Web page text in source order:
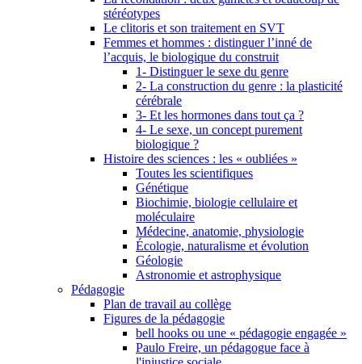
stéréotypes
Le clitoris et son traitement en SVT
Femmes et hommes : distinguer l’inné de
l’acquis, le biologique du construit
1- Distinguer le sexe du genre
2- La construction du genre : la plasticité
cérébrale
3- Et les hormones dans tout ça ?
4- Le sexe, un concept purement
biologique ?
Histoire des sciences : les « oubliées »
Toutes les scientifiques
Génétique
Biochimie, biologie cellulaire et
moléculaire
Médecine, anatomie, physiologie
Écologie, naturalisme et évolution
Géologie
Astronomie et astrophysique
Pédagogie
Plan de travail au collège
Figures de la pédagogie
bell hooks ou une « pédagogie engagée »
Paulo Freire, un pédagogue face à